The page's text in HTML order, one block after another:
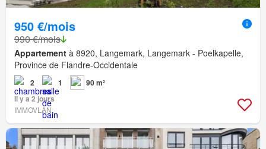
950 €/mois
990 €/mois
Appartement à 8920, Langemark, Langemark - Poelkapelle,
Province de Flandre-Occidentale
2 1
90 m²
Il y a 2 jours
IMMOVLAN